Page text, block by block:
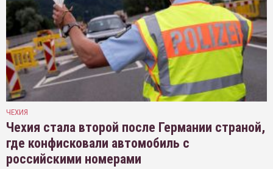
ЧЕХИЯ
Чехия стала второй после Германии страной,
где конфисковали автомобиль с
российскими номерами